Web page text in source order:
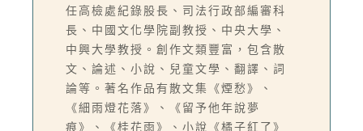
任高檢處紀錄股長、司法行政部編審科
長、中國文化學院副教授、中央大學、
中興大學教授。創作文類豐富，包含散
文、論述、小說、兒童文學、翻譯、詞
論等。著名作品有散文集《煙愁》、
《細雨燈花落》、《留予他年說夢
痕》、《桂花雨》、小說《橘子紅了》